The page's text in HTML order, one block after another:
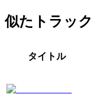
似たトラック
タイトル